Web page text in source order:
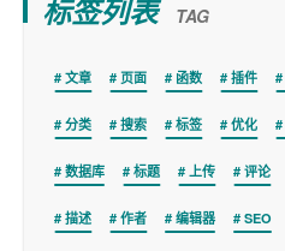
标签列表 TAG
文章 页面 函数 插件
分类 搜索 标签 优化
数据库 标题 上传 评论
描述 作者 编辑器 SEO